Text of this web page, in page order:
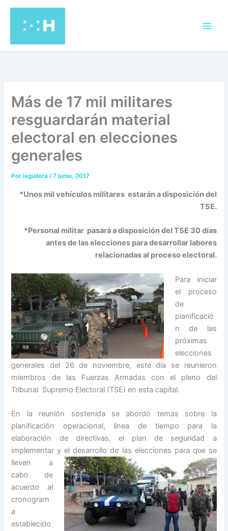
contenido
Más de 17 mil militares
resguardarán material
electoral en elecciones
generales
Poriaguilera/7 junio, 2017
*Unos mil vehículos militares estarán a disposición del
TSE.
*Personal militar pasará a disposición del TSE 30 días
antes de las elecciones para desarrollar labores
relacionadas al proceso electoral.
Para iniciar
el proceso
de
planificació
n de las
próximas
elecciones
generales del 26 de noviembre, este día se reunieron
miembros de las Fuerzas Armadas con el pleno del
Tribunal Supremo Electoral (TSE) en esta capital.
En la reunión sostenida se abordó temas sobre la
planificación operacional, línea de tiempo para la
elaboración de directivas, el plan de seguridad a
implementar y el desarrollo de las elecciones para que se
lleven a
cabo de
acuerdo al
cronogram
a
establecido